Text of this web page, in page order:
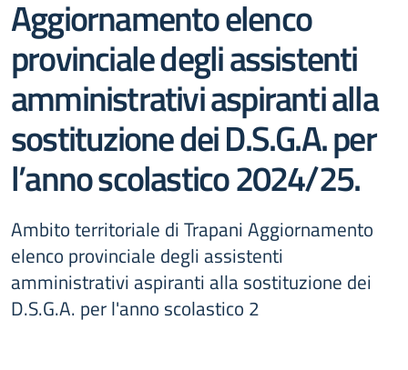
Aggiornamento elenco
provinciale degli assistenti
amministrativi aspiranti alla
sostituzione dei D.S.G.A. per
l’anno scolastico 2024/25.
Ambito territoriale di Trapani Aggiornamento
elenco provinciale degli assistenti
amministrativi aspiranti alla sostituzione dei
D.S.G.A. per l'anno scolastico 2